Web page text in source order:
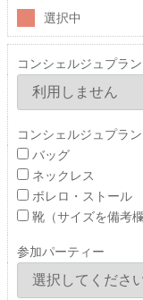
選択中
コンシェルジュプラン
コンシェルジュプラ
バッグ
ネックレス
ボレロ・ストール
靴（サイズを備考
参加パーティー